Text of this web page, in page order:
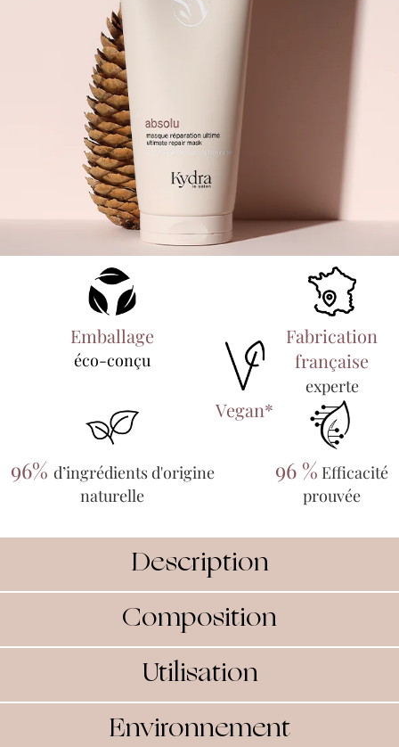
Emballage
éco-conçu
Fabrication
française
experte
Vegan*
96% d’ingrédientsd'origine
naturelle
96 % Efficacité
prouvée
Description
Composition
Utilisation
Environnement